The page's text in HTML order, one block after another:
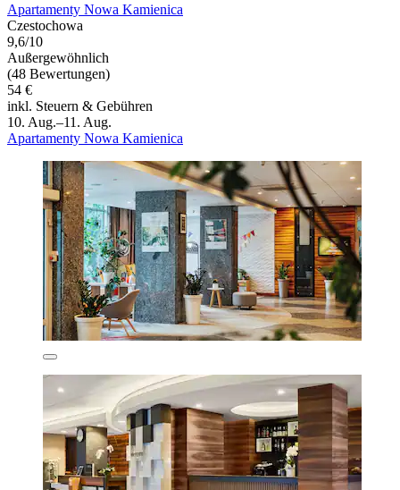
Apartamenty Nowa Kamienica
Czestochowa
9,6/10
Außergewöhnlich
(48 Bewertungen)
54 €
inkl. Steuern & Gebühren
10. Aug.–11. Aug.
Apartamenty Nowa Kamienica